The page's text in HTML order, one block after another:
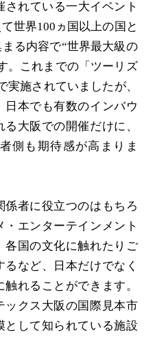
されている一大イベント
世界100ヵ国以上の国と
る内容で“世界最大級の
。これまでの「ツーリズ
実施されていましたが、
本でも有数のインバウ
大阪での開催だけに、
側も期待感が高まりま
者に役立つのはもちろ
エンターテインメント
各国の文化に触れたりご
など、日本だけでなく
れることができます。
ックス大阪の国際見本市
して知られている施設